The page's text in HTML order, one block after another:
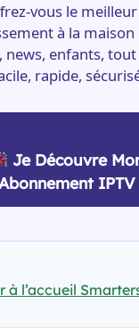
vous le
à la maison
news, enfants, tout
rapide,
Je Découvre
IPTV
à l’accueil